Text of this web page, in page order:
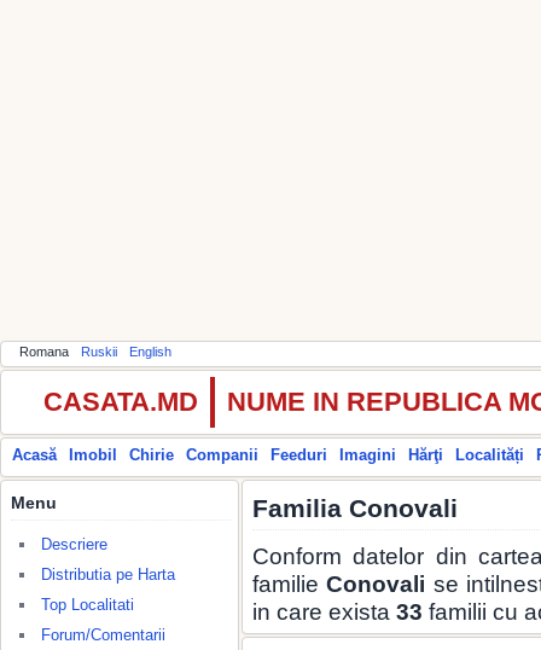
Romana Ruskii English
CASATA.MD NUME IN REPUBLICA
Acasă Imobil Chirie Companii Feeduri Imagini Hărţi Localități
Menu
Descriere
Distributia pe Harta
Top Localitati
Forum/Comentarii
Familia Conovali
Conform datelor din
familieConovali se
in care exista 33 familii cu